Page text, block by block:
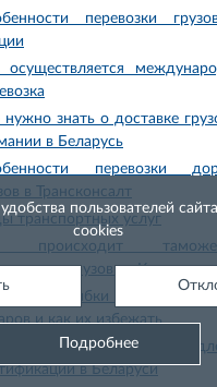
перевозки
осуществляется
нужно знать о доставке
в Беларусь
перевозки
в Трансконсалт
транспортных услуг
происходит
грузов из Китая
ошибки в
и как их избежать
узнать, какой товар
в Беларуси
пользователей
cookies
Подробнее